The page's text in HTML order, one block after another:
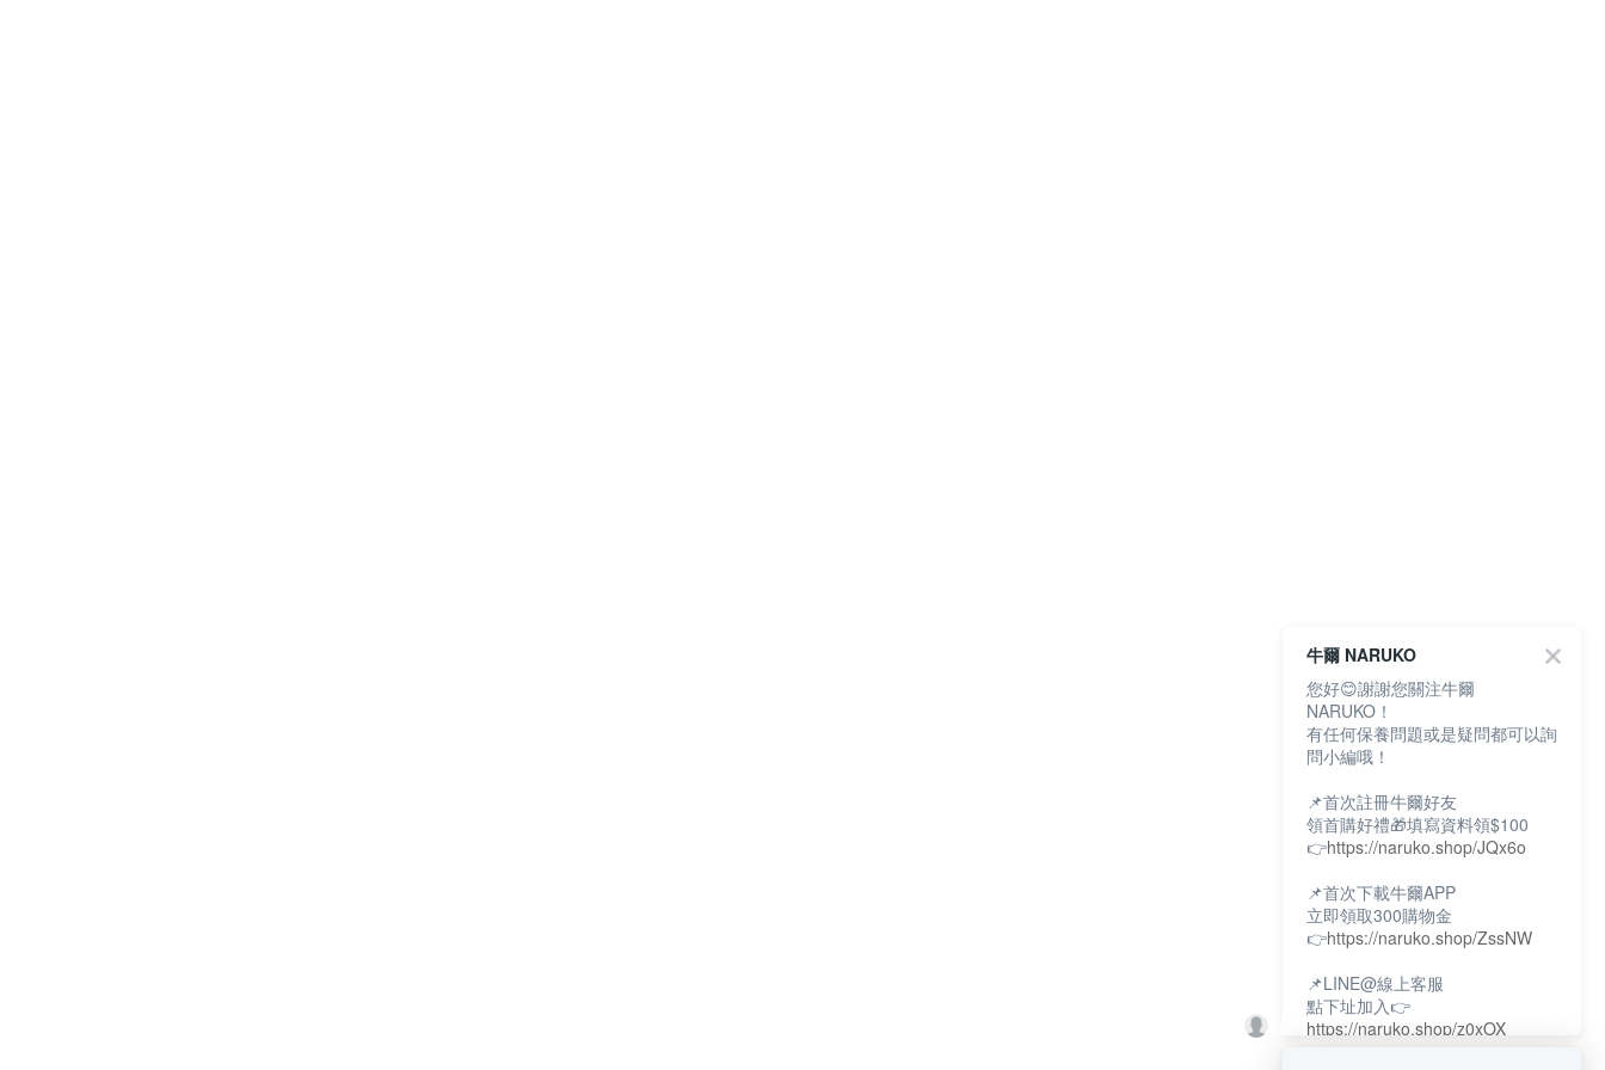
牛爾 NARUKO
您好😊謝謝您關注牛爾
NARUKO！
有任何保養問題或是疑問都可以詢
問小編哦！
📌首次註冊牛爾好友
領首購好禮🎁填寫資料領$100
👉https://naruko.shop/JQx6o
📌首次下載牛爾APP
立即領取300購物金
👉https://naruko.shop/ZssNW
📌LINE@線上客服
點下址加入👉
https://naruko.shop/z0xOX